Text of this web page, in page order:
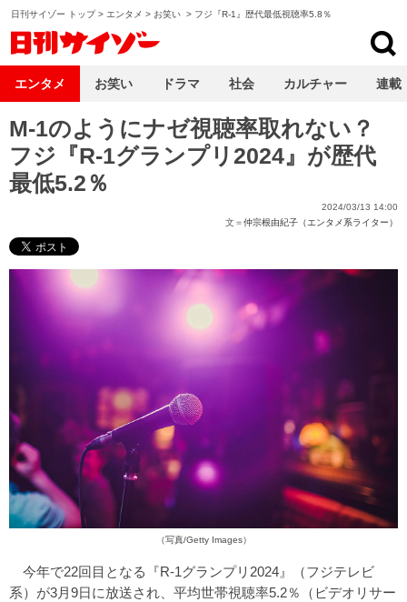
日刊サイゾー トップ> エンタメ > お笑い > フジ『R-1』歴代最低視聴率5.8％
M-1のようにナゼ視聴率取れない？
フジ『R-1グランプリ2024』が歴代
最低5.2％
2024/03/13 14:00
文＝仲宗根由紀子（エンタメ系ライター）
（写真/Getty Images）
今年で22回目となる『R-1グランプリ2024』（フジテレビ
系）が3月9日に放送され、平均世帯視聴率5.2％（ビデオリサー
エンタメ お笑い ドラマ 社会 カルチャー 連載